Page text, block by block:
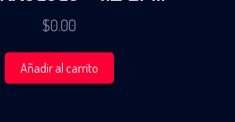
$0.00
Añadir al carrito